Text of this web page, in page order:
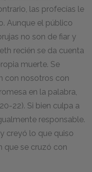
las profecías le
Aunque el público
no son de fiar y
recién se da cuenta
muerte. Se
con nosotros con
en la palabra,
22). Si bien culpa a
responsable.
creyó lo que quiso
que se cruzó con